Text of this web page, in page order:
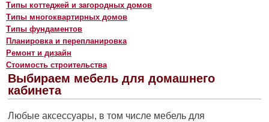
Типы коттеджей и загородных домов
Типы многоквартирных домов
Типы фундаментов
Планировка и перепланировка
Ремонт и дизайн
Стоимость строительства
Выбираем мебель для домашнего
кабинета
Любые аксессуары, в том числе мебель для